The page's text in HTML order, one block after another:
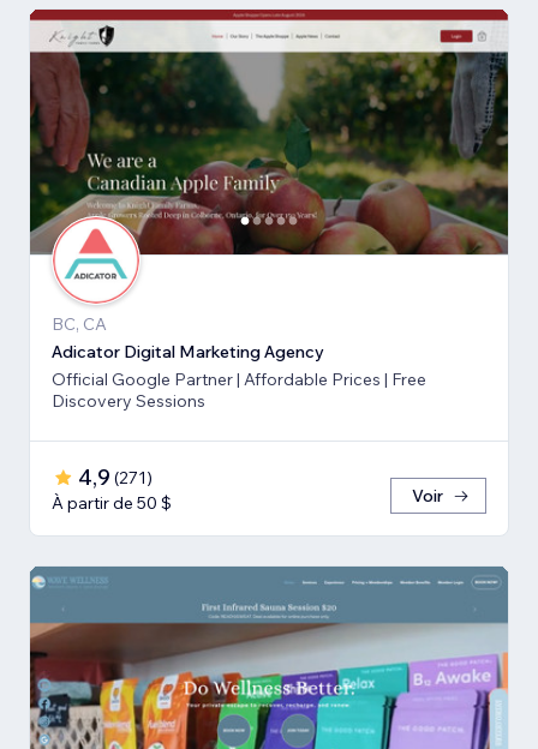
BC, CA
Adicator Digital Marketing Agency
Official Google Partner | Affordable Prices | Free
Discovery Sessions
4,9 (271)
À partir de 50 $
Voir